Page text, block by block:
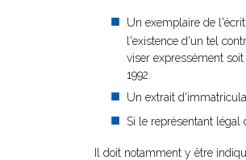
Un exemplaire de
l'existence d'un tel
viser expressément
1992.
Un extrait
Si le représentant légal
Il doit notamment y être